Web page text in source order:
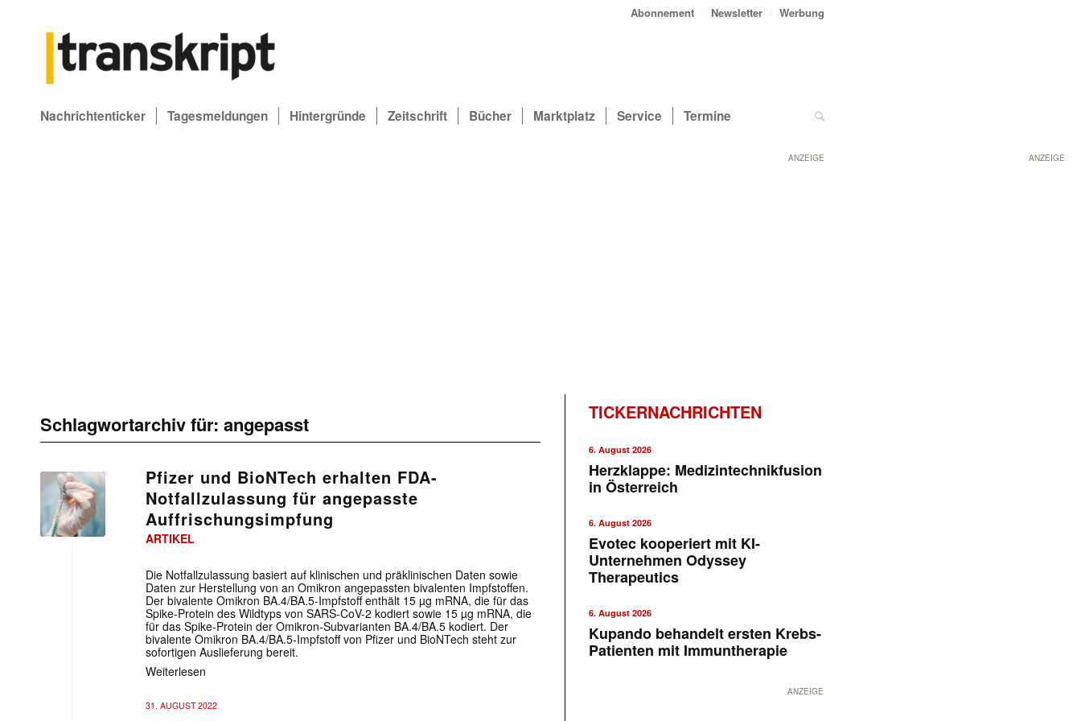
ANZEIGE
Abonnement Newsletter Werbung
Nachrichtenticker Tagesmeldungen Hintergründe Zeitschrift Bücher Marktplatz Service Termine
ANZEIGE
Schlagwortarchiv für: angepasst
Pfizer und BioNTech erhalten FDA-
Notfallzulassung für angepasste
Auffrischungsimpfung
ARTIKEL
Die Notfallzulassung basiert auf klinischen und präklinischen Daten sowie
Daten zur Herstellung von an Omikron angepassten bivalenten Impfstoffen.
Der bivalente Omikron BA.4/BA.5-Impfstoff enthält 15 µg mRNA, die für das
Spike-Protein des Wildtyps von SARS-CoV-2 kodiert sowie 15 µg mRNA, die
für das Spike-Protein der Omikron-Subvarianten BA.4/BA.5 kodiert. Der
bivalente Omikron BA.4/BA.5-Impfstoff von Pfizer und BioNTech steht zur
sofortigen Auslieferung bereit.
Weiterlesen
31. AUGUST 2022
TICKERNACHRICHTEN
6. August 2026
Herzklappe: Medizintechnikfusion
in Österreich
6. August 2026
Evotec kooperiert mit KI-
Unternehmen Odyssey
Therapeutics
6. August 2026
Kupando behandelt ersten Krebs-
Patienten mit Immuntherapie
ANZEIGE